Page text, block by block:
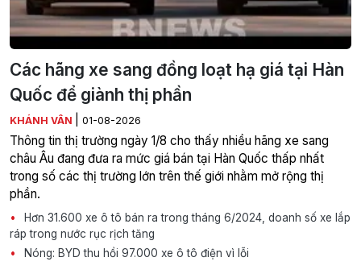
Các hãng xe sang đồng loạt hạ giá tại Hàn
Quốc để giành thị phần
KHÁNH VÂN 01-08-2026
Thông tin thị trường ngày 1/8 cho thấy nhiều hãng xe sang
châu Âu đang đưa ra mức giá bán tại Hàn Quốc thấp nhất
trong số các thị trường lớn trên thế giới nhằm mở rộng thị
phần.
Hơn 31.600 xe ô tô bán ra trong tháng 6/2024, doanh số xe lắp
ráp trong nước rục rịch tăng
Nóng: BYD thu hồi 97.000 xe ô tô điện vì lỗi